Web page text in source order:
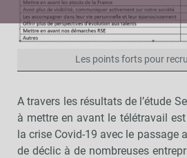
Les points forts pour
A travers les résultats de l’étude
à mettre en avant le télétravail
la crise Covid-19 avec le passage
de déclic à de nombreuses